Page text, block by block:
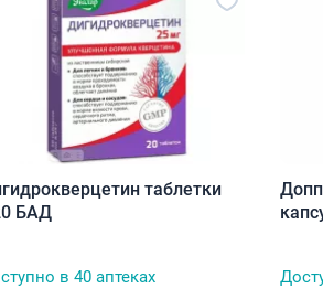
таблетки
БАД
в 40 аптеках